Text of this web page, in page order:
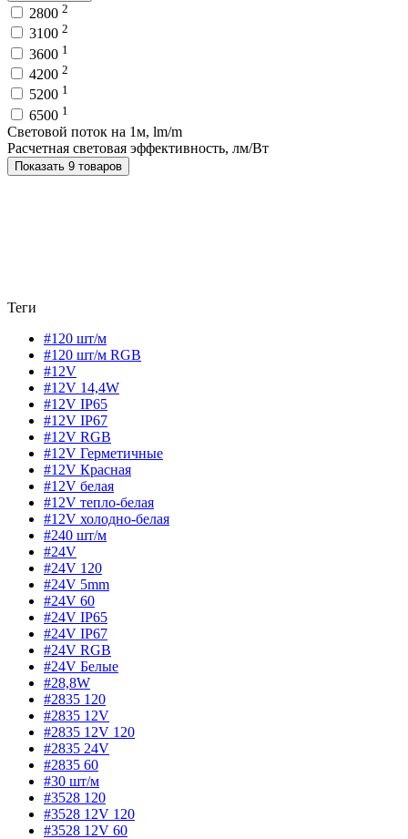
2800 2
3100 2
3600 1
4200 2
5200 1
6500 1
Световой поток на 1м, lm/m
Расчетная световая эффективность, лм/Вт
Показать 9 товаров
Теги
#120 шт/м
#120 шт/м RGB
#12V
#12V 14,4W
#12V IP65
#12V IP67
#12V RGB
#12V Герметичные
#12V Красная
#12V белая
#12V тепло-белая
#12V холодно-белая
#240 шт/м
#24V
#24V 120
#24V 5mm
#24V 60
#24V IP65
#24V IP67
#24V RGB
#24V Белые
#28,8W
#2835 120
#2835 12V
#2835 12V 120
#2835 24V
#2835 60
#30 шт/м
#3528 120
#3528 12V 120
#3528 12V 60